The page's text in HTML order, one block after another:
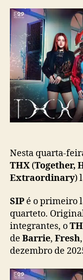
r
d
o
p
o
s
t
Nesta quarta-
THX (Together,
Extraordinary)
SIP é o primeiro
quarteto.
integrantes, o
de Barrie, Fresh,
dezembro de